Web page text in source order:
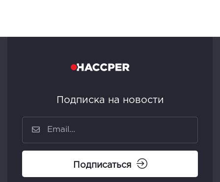
Подписка на новости
Подписаться